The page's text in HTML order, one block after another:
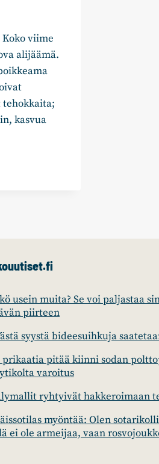
viime
alijäämä.
kasvua
usein muita? Se voi paljastaa
piirteen
syystä bideesuihkuja
prikaatia pitää kiinni sodan
varoitus
ryhtyivät hakkeroimaan
myöntää: Olen
ei ole armeijaa, vaan